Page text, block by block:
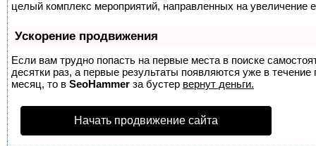
целый комплекс мероприятий, направленных на увеличение
Ускорение продвижения
Если вам трудно попасть на первые места в поиске
десятки раз, а первые результаты появляются уже в
месяц, то в SeoHammer за бустер вернут деньги.
Начать продвижение сайта